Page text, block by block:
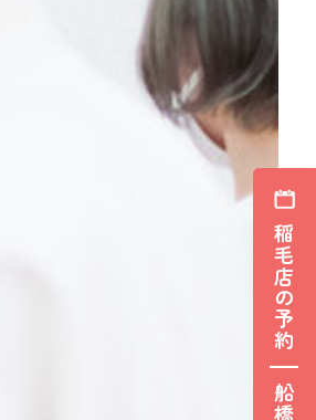
稲毛店の予約